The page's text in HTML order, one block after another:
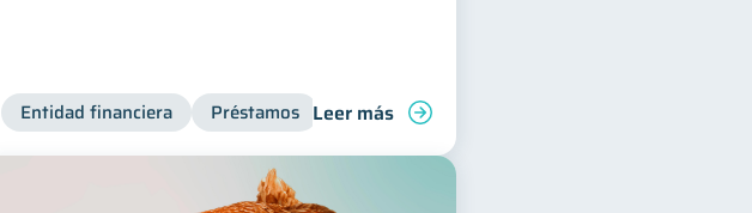
Entidad financiera Préstamos Productos financieros
Leer más